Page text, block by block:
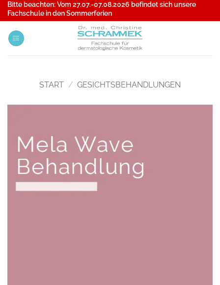
Zum
Inhalt
springen
Bitte beachten: Vom27.07.-07.08.2026 befindet sich unsere
Fachschule in den Sommerferien
START / GESICHTSBEHANDLUNGEN